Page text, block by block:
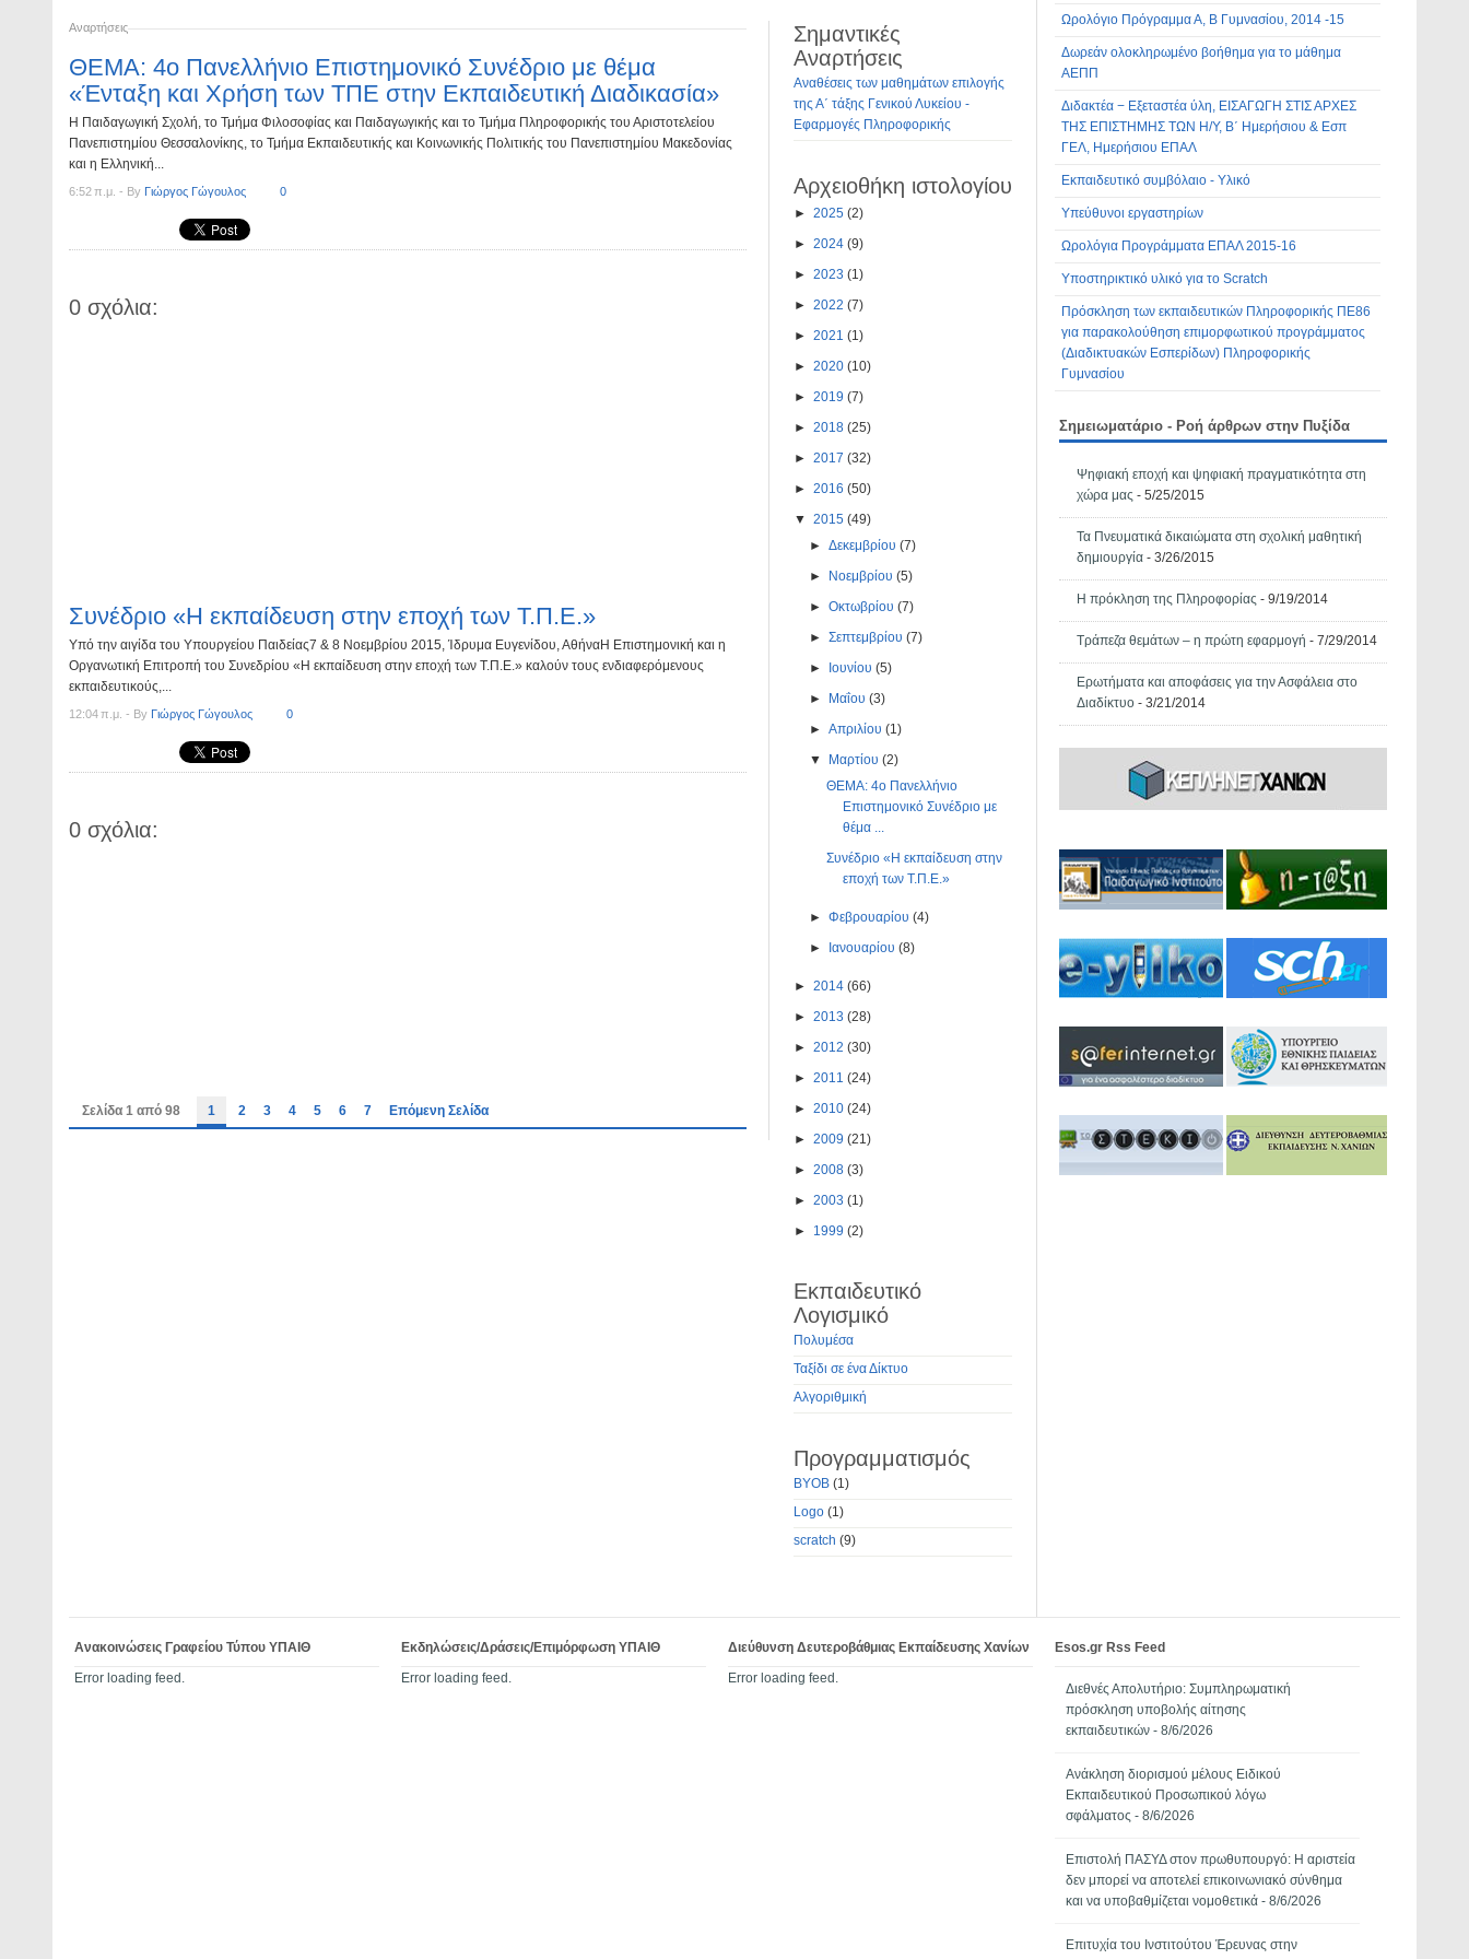
Αναρτήσεις
ΘΕΜΑ: 4ο Πανελλήνιο Επιστημονικό Συνέδριο με θέμα
«Ένταξη και Χρήση των ΤΠΕ στην Εκπαιδευτική Διαδικασία»
Η Παιδαγωγική Σχολή, το Τμήμα Φιλοσοφίας και Παιδαγωγικής και το Τμήμα Πληροφορικής του Αριστοτελείου
Πανεπιστημίου Θεσσαλονίκης, το Τμήμα Εκπαιδευτικής και Κοινωνικής Πολιτικής του Πανεπιστημίου Μακεδονίας
και η Ελληνική...
6:52 π.μ. - By Γιώργος Γώγουλος 0
0 σχόλια:
Συνέδριο «Η εκπαίδευση στην εποχή των Τ.Π.Ε.»
Υπό την αιγίδα του Υπουργείου Παιδείας7 & 8 Νοεμβρίου 2015, Ίδρυμα Ευγενίδου, ΑθήναΗ Επιστημονική και η
Οργανωτική Επιτροπή του Συνεδρίου «Η εκπαίδευση στην εποχή των Τ.Π.Ε.» καλούν τους ενδιαφερόμενους
εκπαιδευτικούς,...
12:04 π.μ. - By Γιώργος Γώγουλος 0
0 σχόλια:
Σελίδα 1 από 98 1 2 3 4 5 6 7 Επόμενη Σελίδα
Σημαντικές
Αναρτήσεις
Αναθέσεις των μαθημάτων επιλογής
της Α΄ τάξης Γενικού Λυκείου -
Εφαρμογές Πληροφορικής
Αρχειοθήκη ιστολογίου
► 2025 (2)
► 2024 (9)
► 2023 (1)
► 2022 (7)
► 2021 (1)
► 2020 (10)
► 2019 (7)
► 2018 (25)
► 2017 (32)
► 2016 (50)
▼ 2015 (49)
►Δεκεμβρίου(7)
►
Νοεμβρίου(5)
►Οκτωβρίου(7)
►Σεπτεμβρίου(7)
►
Ιουνίου(5)
►
Μαΐου(3)
►Απριλίου(1)
▼
Μαρτίου(2)
ΘΕΜΑ: 4ο Πανελλήνιο
Επιστημονικό Συνέδριο με
θέμα ...
Συνέδριο «Η εκπαίδευση στην
εποχή των Τ.Π.Ε.»
►Φεβρουαρίου(4)
►
Ιανουαρίου(8)
► 2014 (66)
► 2013 (28)
► 2012 (30)
► 2011 (24)
► 2010 (24)
► 2009 (21)
► 2008 (3)
► 2003 (1)
► 1999 (2)
Εκπαιδευτικό
Λογισμικό
Πολυμέσα
Ταξίδι σε ένα Δίκτυο
Αλγοριθμική
Προγραμματισμός
BYOB (1)
Logo (1)
scratch (9)
Ωρολόγιο Πρόγραμμα Α, Β Γυμνασίου, 2014 -15
Δωρεάν ολοκληρωμένο βοήθημα για το μάθημα
ΑΕΠΠ
Διδακτέα − Εξεταστέα ύλη, ΕΙΣΑΓΩΓΗ ΣΤΙΣ ΑΡΧΕΣ
ΤΗΣ ΕΠΙΣΤΗΜΗΣ ΤΩΝ Η/Υ, Β΄ Ημερήσιου & Εσπ
ΓΕΛ, Ημερήσιου ΕΠΑΛ
Εκπαιδευτικό συμβόλαιο - Υλικό
Υπεύθυνοι εργαστηρίων
Ωρολόγια Προγράμματα ΕΠΑΛ 2015-16
Υποστηρικτικό υλικό για το Scratch
Πρόσκληση των εκπαιδευτικών Πληροφορικής ΠΕ86
για παρακολούθηση επιμορφωτικού προγράμματος
(Διαδικτυακών Εσπερίδων) Πληροφορικής
Γυμνασίου
Σημειωματάριο - Ροή άρθρων στην Πυξίδα
Ψηφιακή εποχή και ψηφιακή πραγματικότητα στη
χώρα μας - 5/25/2015
Τα Πνευματικά δικαιώματα στη σχολική μαθητική
δημιουργία - 3/26/2015
Η πρόκληση της Πληροφορίας - 9/19/2014
Τράπεζα θεμάτων – η πρώτη εφαρμογή - 7/29/2014
Ερωτήματα και αποφάσεις για την Ασφάλεια στο
Διαδίκτυο - 3/21/2014
Ανακοινώσεις Γραφείου Τύπου ΥΠΑΙΘ
Error loading feed.
Εκδηλώσεις/Δράσεις/Επιμόρφωση ΥΠΑΙΘ
Error loading feed.
Διεύθυνση Δευτεροβάθμιας Εκπαίδευσης Χανίων
Error loading feed.
Esos.gr Rss Feed
Διεθνές Απολυτήριο: Συμπληρωματική
πρόσκληση υποβολής αίτησης
εκπαιδευτικών- 8/6/2026
Ανάκληση διορισμού μέλους Ειδικού
Εκπαιδευτικού Προσωπικού λόγω
σφάλματος - 8/6/2026
Επιστολή ΠΑΣΥΔ στον πρωθυπουργό: Η αριστεία
δεν μπορεί να αποτελεί επικοινωνιακό σύνθημα
και να υποβαθμίζεται νομοθετικά- 8/6/2026
Επιτυχία του Ινστιτούτου Έρευνας στην